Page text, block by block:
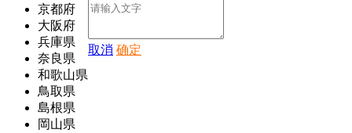
京都府
大阪府
兵庫県
奈良県
和歌山県
鳥取県
島根県
岡山県
取消 确定